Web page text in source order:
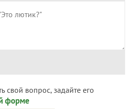
свой вопрос, задайте его
форме